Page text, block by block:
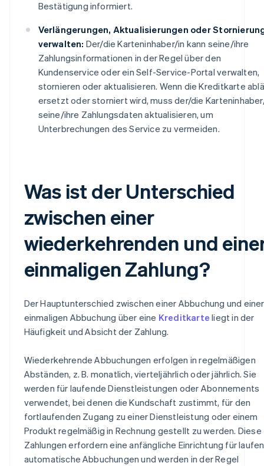
Bestätigung informiert.
Verlängerungen, Aktualisierungen oder
verwalten: Der/die Karteninhaber/in kann seine/ihre
Zahlungsinformationen in der Regel über den
Kundenservice oder ein Self-Service-Portal verwalten,
stornieren oder aktualisieren. Wenn die Kreditkarte
ersetzt oder storniert wird, muss der/die
seine/ihre Zahlungsdaten aktualisieren, um
Unterbrechungen des Service zu vermeiden.
Was ist der Unterschied
zwischen einer
wiederkehrenden und
einmaligen Zahlung?
Der Hauptunterschied zwischen einer Abbuchung und einer
einmaligen Abbuchung über eine Kreditkarte liegt in der
Häufigkeit und Absicht der Zahlung.
Wiederkehrende Abbuchungen erfolgen in regelmäßigen
Abständen, z. B. monatlich, vierteljährlich oder jährlich. Sie
werden für laufende Dienstleistungen oder Abonnements
verwendet, bei denen die Kundschaft zustimmt, für den
fortlaufenden Zugang zu einer Dienstleistung oder einem
Produkt regelmäßig in Rechnung gestellt zu werden. Diese
Zahlungen erfordern eine anfängliche Einrichtung für
automatische Abbuchungen und werden in der Regel